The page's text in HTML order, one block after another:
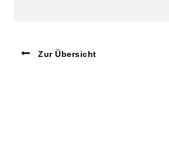
Zur Übersicht